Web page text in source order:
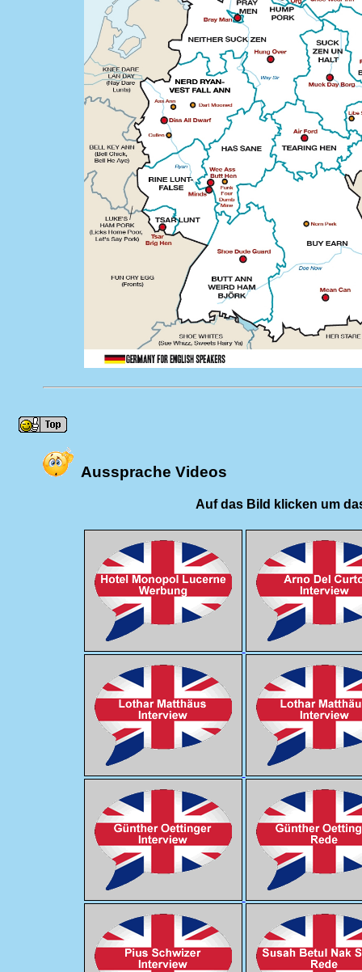
Aussprache Videos
Auf das Bild klicken um